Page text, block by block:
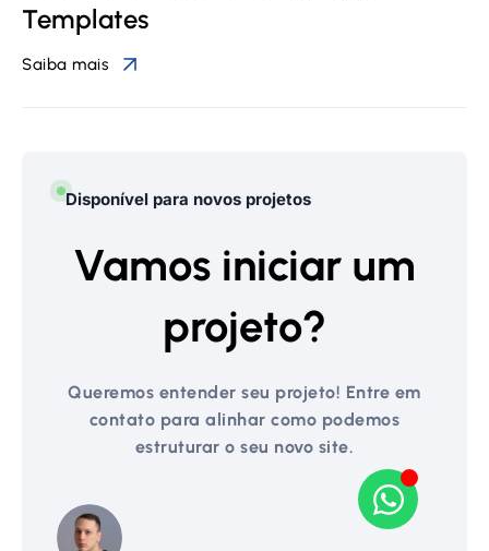
Templates
Saiba mais
Disponível para novos projetos
Vamos iniciar um
projeto?
Queremos entender seu projeto! Entre em
contato para alinhar como podemos
estruturar o seu novo site.